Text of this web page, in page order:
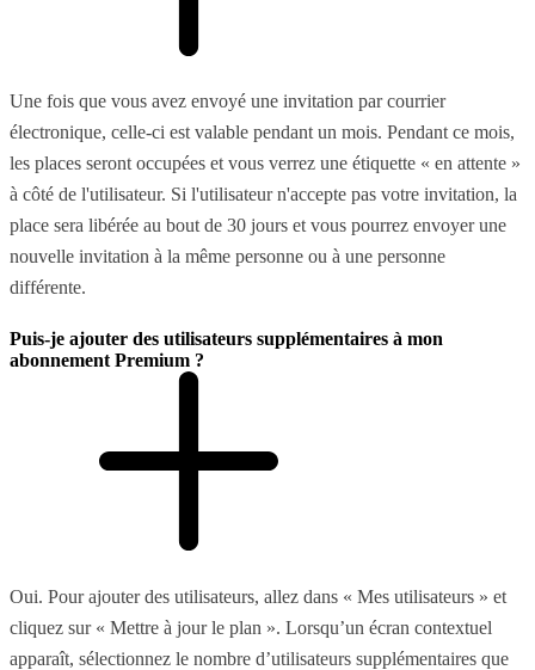
Une fois que vous avez envoyé une invitation par courrier
électronique, celle-ci est valable pendant un mois. Pendant ce mois,
les places seront occupées et vous verrez une étiquette « en attente »
à côté de l'utilisateur. Si l'utilisateur n'accepte pas votre invitation, la
place sera libérée au bout de 30 jours et vous pourrez envoyer une
nouvelle invitation à la même personne ou à une personne
différente.
Puis-je ajouter des utilisateurs supplémentaires à mon
abonnement Premium ?
Oui. Pour ajouter des utilisateurs, allez dans « Mes utilisateurs » et
cliquez sur « Mettre à jour le plan ». Lorsqu’un écran contextuel
apparaît, sélectionnez le nombre d’utilisateurs supplémentaires que